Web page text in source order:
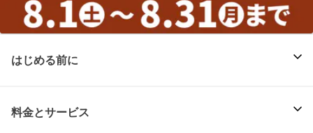
はじめる前に
料金とサービス